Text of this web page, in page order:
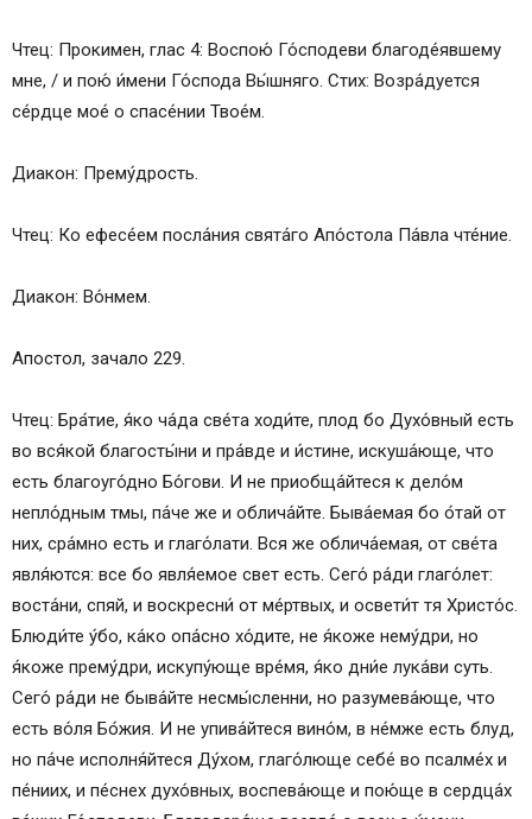
Чтец: Прокимен, глас 4: Воспою́ Го́сподеви благоде́явшему
мне, / и пою́ и́мени Го́спода Вы́шняго. Стих: Возра́дуется
се́рдце мое́ о спасе́нии Твое́м.
Диакон: Прему́дрость.
Чтец: Ко ефесе́ем посла́ния свята́го Апо́стола Па́вла чте́ние.
Диакон: Во́нмем.
Апостол, зачало 229.
Чтец: Бра́тие, я́ко ча́да све́та ходи́те, плод бо Духо́вный eсть
во вся́кой благосты́ни и пра́вде и и́стине, искуша́юще, что
eсть благоуго́дно Бо́гови. И не приoбща́йтеся к дело́м
непло́дным тмы, па́че же и облича́йте. Быва́eмая бо о́тай от
них, сра́мно eсть и глаго́лати. Вся же облича́eмая, от све́та
явля́ются: все бо явля́емое свет eсть. Сего́ ра́ди глаго́лет:
воста́ни, спяй, и воскресни́ от ме́ртвых, и освети́т тя Христо́с.
Блюди́те у́бо, ка́ко опа́сно хо́дите, не я́коже нему́дри, но
я́коже прему́дри, искупу́юще вре́мя, я́ко дни́е лука́ви суть.
Сего́ ра́ди не быва́йте несмы́сленни, но разумева́юще, что
eсть во́ля Бо́жия. И не упива́йтеся вино́м, в не́мже eсть блуд,
но па́че исполня́йтеся Ду́хом, глаго́люще себе́ во псалме́х и
пе́ниих, и пе́снех духо́вных, воспева́юще и пою́ще в сердца́х